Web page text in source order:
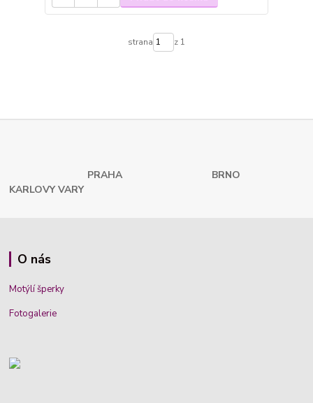
strana z 1
PRAHA
BRNO
KARLOVY VARY
O nás
Motýlí šperky
Fotogalerie